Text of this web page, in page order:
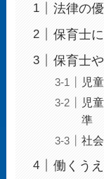
法律の
保育士
保育士
児
児
準
社
働くう